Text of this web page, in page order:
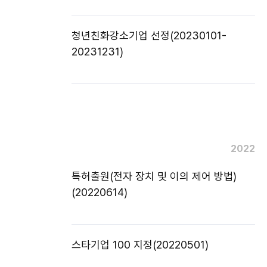
청년친화강소기업 선정(20230101-
20231231)
2022
특허출원(전자 장치 및 이의 제어 방법)
(20220614)
스타기업 100 지정(20220501)